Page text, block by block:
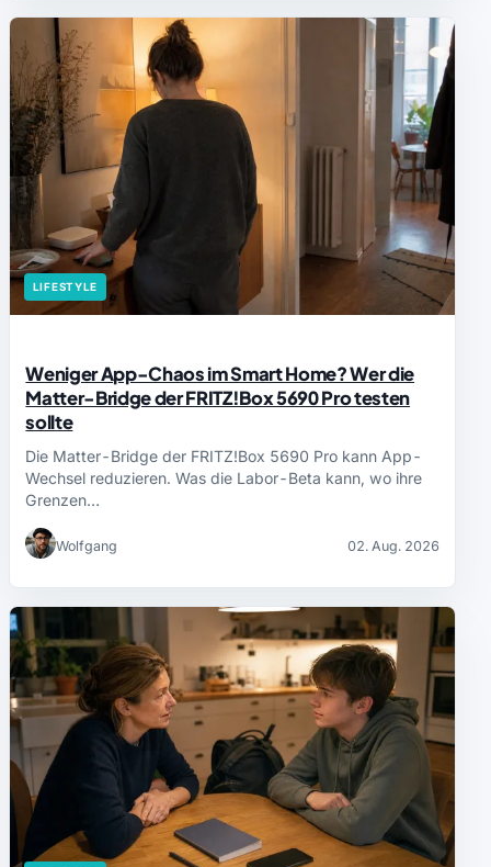
LIFESTYLE
Weniger App-Chaos im Smart Home? Wer die
Matter-Bridge der FRITZ!Box 5690 Pro testen
sollte
Die Matter-Bridge der FRITZ!Box 5690 Pro kann App-
Wechsel reduzieren. Was die Labor-Beta kann, wo ihre
Grenzen…
Wolfgang 02. Aug. 2026